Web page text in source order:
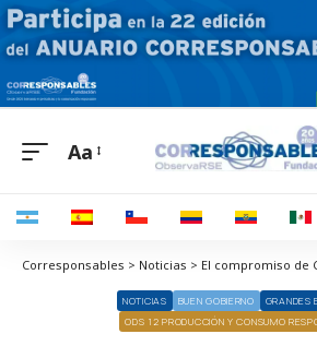
Aa
NOTICIAS BUEN GOBIERNO
GRANDES
ODS 12 PRODUCCIÓN Y CONSUMO